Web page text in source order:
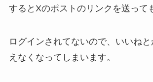
するとXのポストのリンクを送って
ログインされてないので、いいね
えなくなってしまいます。